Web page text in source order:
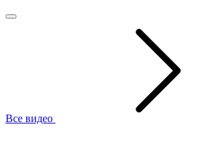
Все видео